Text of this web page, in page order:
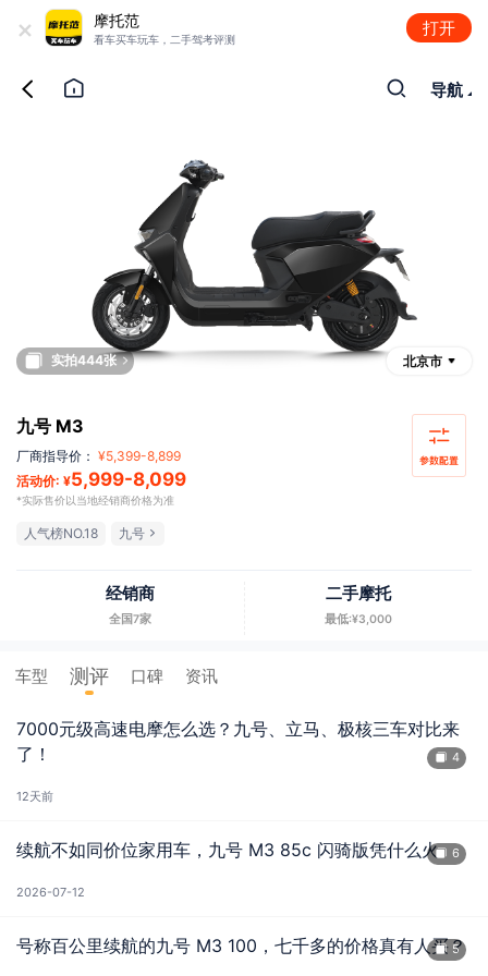
+ 摩托范
看车买车玩车，二手驾考评测
打开
导航
实拍444张 北京市
九号 M3
厂商指导价： ¥5,399-8,899
活动价: ¥5,999-8,099
*实际售价以当地经销商价格为准
人气榜NO.18 九号
经销商
全国7家
二手摩托
最低:¥3,000
车型 测评 口碑 资讯
7000元级高速电摩怎么选？九号、立马、极核三车对比来
了！
4
12天前
续航不如同价位家用车，九号 M3 85c 闪骑版凭什么火 6
2026-07-12
号称百公里续航的九号 M3 100，七千多的价格真有人买？
5